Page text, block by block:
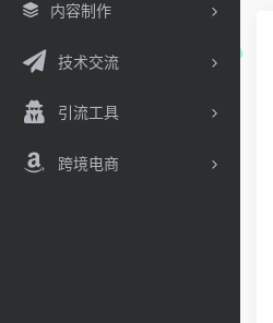
内容制作
技术交流
引流工具
跨境电商